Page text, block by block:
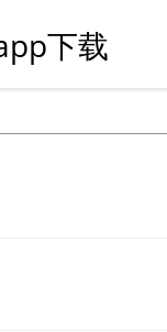
下载